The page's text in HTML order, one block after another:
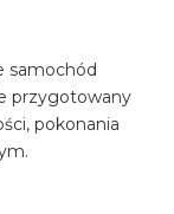
samochód
przygotowany
pokonania